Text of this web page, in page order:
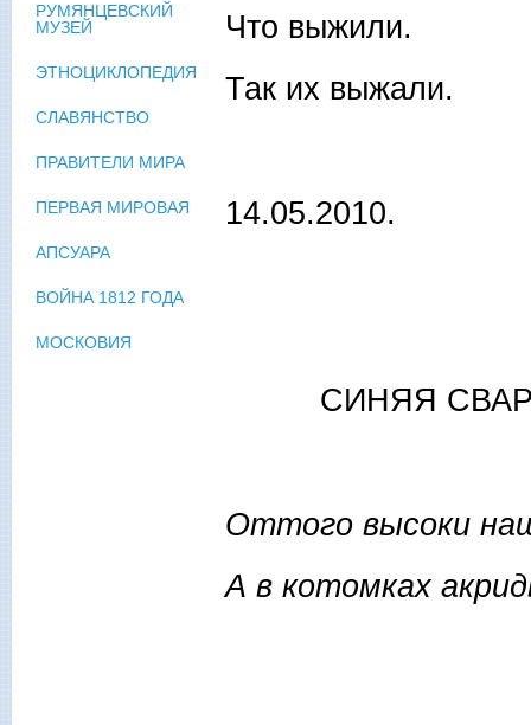
Что выжили.
Так их выжали.
14.05.2010.
СИНЯЯ
Оттого высоки
А в котомках
РУМЯНЦЕВСКИЙ
МУЗЕЙ
ЭТНОЦИКЛОПЕДИЯ
СЛАВЯНСТВО
ПРАВИТЕЛИ МИРА
ПЕРВАЯ МИРОВАЯ
АПСУАРА
ВОЙНА 1812 ГОДА
МОСКОВИЯ